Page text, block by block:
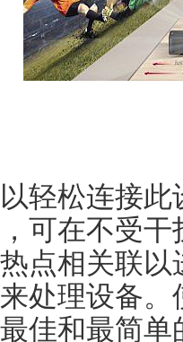
轻松连接
可在不受
点相关联
处理设备
佳和最简